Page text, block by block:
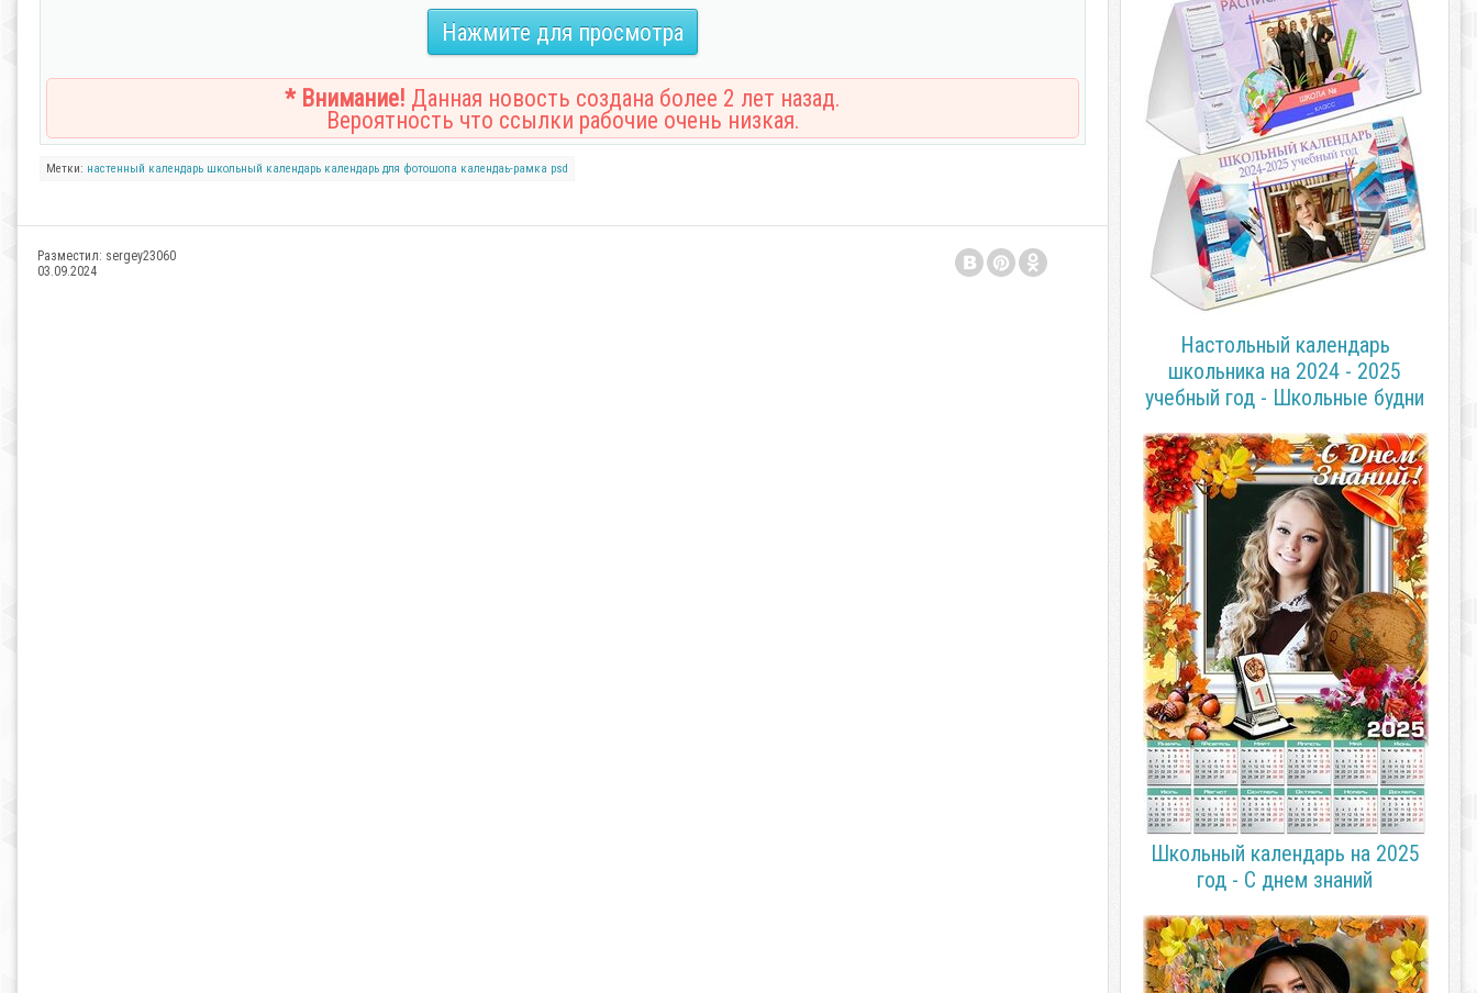
Нажмите для просмотра
* Внимание! Данная новость создана более 2 лет назад.
Вероятность что ссылки рабочие очень низкая.
Метки: настенный календарь школьный календарь календарь для фотошопа календаь-рамка psd
Разместил: sergey23060
03.09.2024
Настольный календарь
школьника на 2024 - 2025
учебный год - Школьные будни
Школьный календарь на 2025
год - С днем знаний